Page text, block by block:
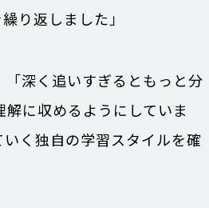
り返しました」
深く追いすぎるともっと分
に収めるようにしていま
く独自の学習スタイルを確